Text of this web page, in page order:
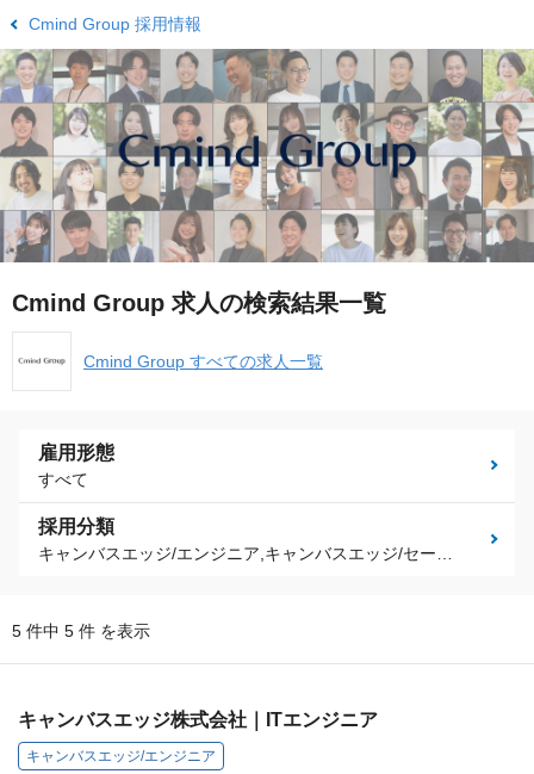
Cmind Group 採用情報
Cmind Group 求人の検索結果一覧
Cmind Group すべての求人一覧
雇用形態
すべて
採用分類
5 件中 5 件 を表示
キャンバスエッジ株式会社｜ITエンジニア
キャンバスエッジ/エンジニア